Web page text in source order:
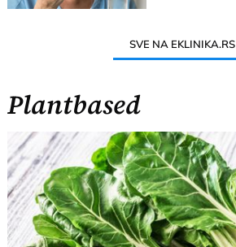
SVE NA EKLINIKA.RS
Plantbased